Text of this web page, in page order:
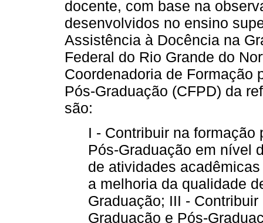
docente, com base na
desenvolvidos no ensino
Assistência à Docência na
Federal do Rio Grande do
Coordenadoria de Formação
Pós-Graduação (CFPD) da
são:
I - Contribuir na
Pós-Graduação em nível
de atividades
a melhoria da qualidade
Graduação; III -
Graduação e Pós-